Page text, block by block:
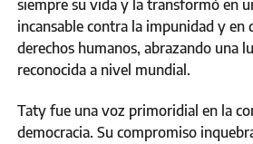
siempre su vida y la transformó en
incansable contra la impunidad y en
derechos humanos, abrazando una
reconocida a nivel mundial.
Taty fue una voz primoridial en la
democracia. Su compromiso